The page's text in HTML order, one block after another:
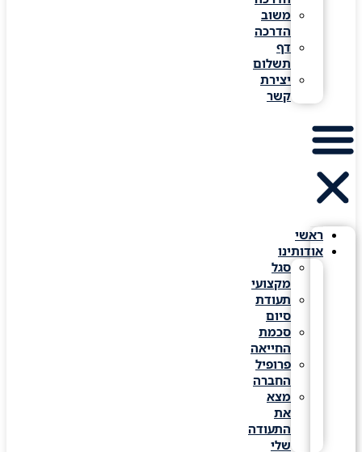
משוב
הדרכה
דף
תשלום
יצירת
ראשי
אודותינו
סגל
מקצועי
תעודת
סכמת
החייאה
פרופיל
החברה
מצא
התעודה